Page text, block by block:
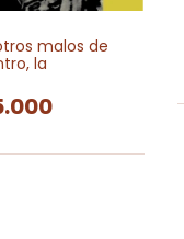
malos de
la